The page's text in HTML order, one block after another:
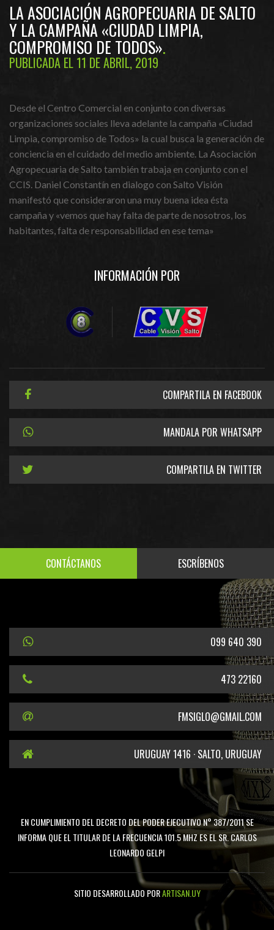
LA ASOCIACIÓN AGROPECUARIA DE SALTO
Y LA CAMPAÑA «CIUDAD LIMPIA,
COMPROMISO DE TODOS»
PUBLICADA EL 11 DE ABRIL, 2019
Desde el Centro Comercial en conjunto con diversas
organizaciones sociales lleva adelante la campaña «Ciudad
Limpia, compromiso de Todos» la cual busca la generación de
conciencia en el cuidado del medio ambiente. La Asociación
Agropecuaria de Salto también trabaja en conjunto con el
CCIS. Daniel Constantín en dialogo con Salto Visión
manifestó que consideraron una muy buena idea ésta
campaña y «vemos que hay falta de parte de nosotros, los
habitantes, falta de responsabilidad en ese tema»
INFORMACIÓN POR
COMPARTILA EN FACEBOOK
MANDALA POR WHATSAPP
COMPARTILA EN TWITTER
CONTÁCTANOS ESCRÍBENOS
099 640 390
473 22160
FMSIGLO@GMAIL.COM
URUGUAY 1416 · SALTO, URUGUAY
EN CUMPLIMIENTO DEL DECRETO DEL PODER EJECUTIVO N° 387/2011 SE
INFORMA QUE EL TITULAR DE LA FRECUENCIA 101.5 MHZ ES EL SR. CARLOS
LEONARDO GELPI
SITIO DESARROLLADO PORARTISAN.UY